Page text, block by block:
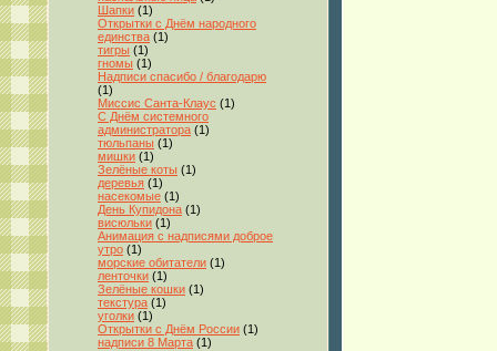
Шапки (1)
Открытки с Днём народного
единства (1)
тигры (1)
гномы (1)
Надписи спасибо / благодарю
(1)
Миссис Санта-Клаус (1)
С Днём системного
администратора (1)
тюльпаны (1)
мишки (1)
Зелёные коты (1)
деревья (1)
насекомые (1)
День Купидона (1)
висюльки (1)
Анимация с надписями доброе
утро (1)
морские обитатели (1)
ленточки (1)
Зелёные кошки (1)
текстура (1)
уголки (1)
Открытки с Днём России (1)
надписи 8 Марта (1)